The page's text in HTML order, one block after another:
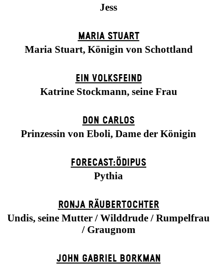
Jess
MARIA STUART
Maria Stuart, Königin von Schottland
EIN VOLKS­FEIND
Katrine Stockmann, seine Frau
DON CARLOS
Prinzessin von Eboli, Dame der Königin
FORECAST:ÖDIPUS
Pythia
RONJA RÄUBER­TOCHTER
Undis, seine Mutter / Wilddrude / Rumpelfrau
/ Graugnom
JOHN GABRIEL BORKMAN